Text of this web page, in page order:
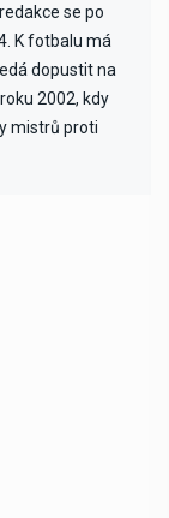
se po
K fotbalu má
dopustit na
2002, kdy
mistrů proti